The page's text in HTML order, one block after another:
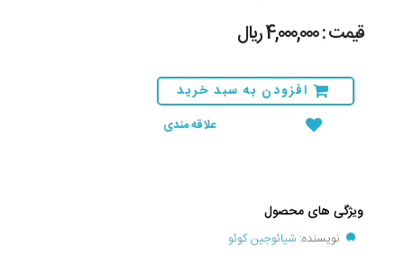
قیمت : 4,000,000 ريال
افزودن به سبد خرید
علاقه مندی
ویژگی های محصول
نویسنده: شیائوجین کوئو